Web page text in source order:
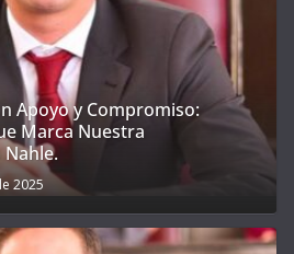
Apoyo y Compromiso:
Marca Nuestra
2025